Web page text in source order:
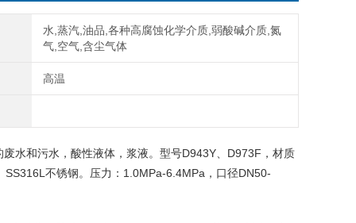
水,蒸汽,油品,各种高腐蚀化学介质,弱酸碱介质,氮
气,空气,含尘气体
高温
水和污水，酸性液体，浆液。型号D943Y、D973F，材质
不锈钢。压力：1.0MPa-6.4MPa，口径DN50-